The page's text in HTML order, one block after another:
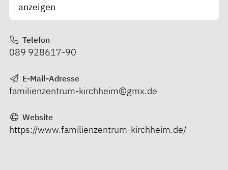
anzeigen
Telefon
089 928617-90
E-Mail-Adresse
familienzentrum-kirchheim@gmx.de
Website
https://www.familienzentrum-kirchheim.de/